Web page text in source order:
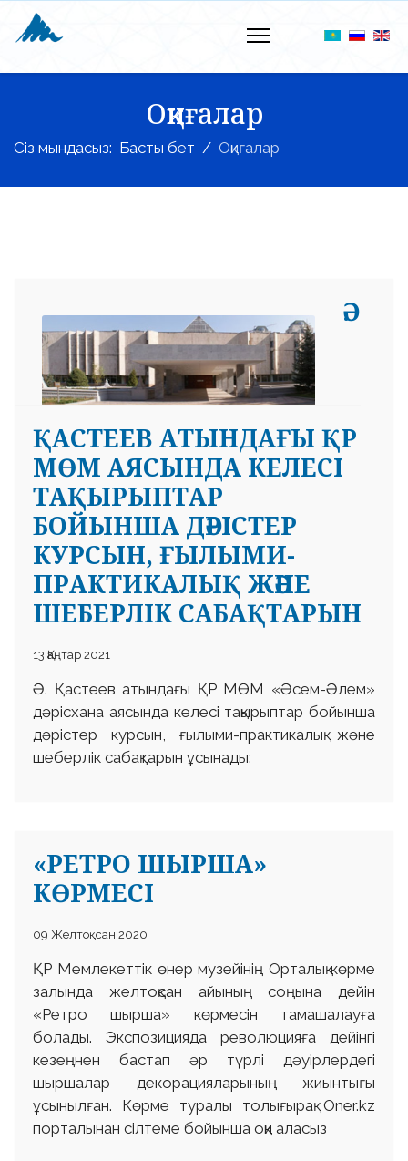
Оқиғалар
Сіз мындасыз: Басты бет Оқиғалар
Ә.
ҚАСТЕЕВ АТЫНДАҒЫ ҚР
МӨМ АЯСЫНДА КЕЛЕСІ
ТАҚЫРЫПТАР
БОЙЫНША ДӘРІСТЕР
КУРСЫН, ҒЫЛЫМИ-
ПРАКТИКАЛЫҚ ЖӘНЕ
ШЕБЕРЛІК САБАҚТАРЫН
13 Қаңтар 2021
Ә. Қастеев атындағы ҚР МӨМ «Әсем-Әлем»
дәрісхана аясында келесі тақырыптар бойынша
дәрістер курсын, ғылыми-практикалық және
шеберлік сабақтарын ұсынады:
«РЕТРО ШЫРША»
КӨРМЕСІ
09 Желтоқсан 2020
ҚР Мемлекеттік өнер музейінің Орталық көрме
залында желтоқсан айының соңына дейін
«Ретро шырша» көрмесін тамашалауға
болады. Экспозицияда революцияға дейінгі
кезеңнен бастап әр түрлі дәуірлердегі
шыршалар декорацияларының жиынтығы
ұсынылған. Көрме туралы толығырақ Oner.kz
порталынан сілтеме бойынша оқи аласыз